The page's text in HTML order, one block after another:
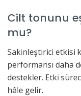
Cilt tonunu
mu?
Sakinleştirici etkisi
performansı daha
destekler. Etki
hâle gelir.